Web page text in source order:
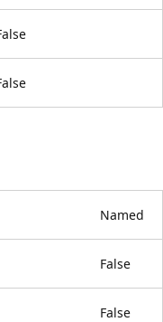
Named
False
False